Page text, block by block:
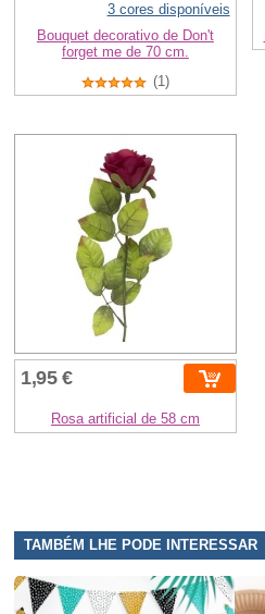
3 cores disponíveis
Bouquet decorativo de Don't
forget me de 70 cm.
(1)
1,95 €
Rosa artificial de 58 cm
TAMBÉM LHE PODE INTERESSAR